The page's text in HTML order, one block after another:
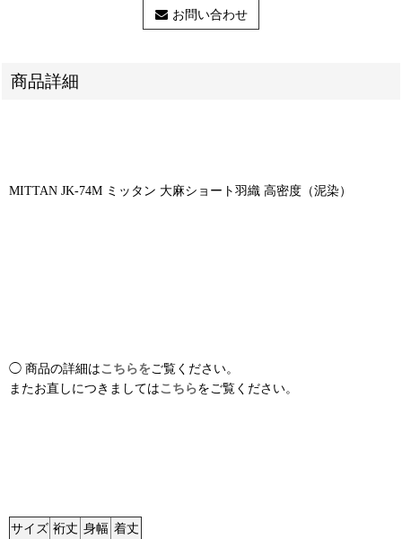
お問い合わせ
商品詳細
MITTAN JK-74M ミッタン 大麻ショート羽織 高密度（泥染）
◯ 商品の詳細はこちらをご覧ください。
またお直しにつきましてはこちらをご覧ください。
サイズ 裄丈 身幅 着丈